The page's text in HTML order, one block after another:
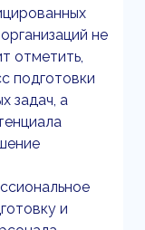
не
отметить,
подготовки
задач, а
и